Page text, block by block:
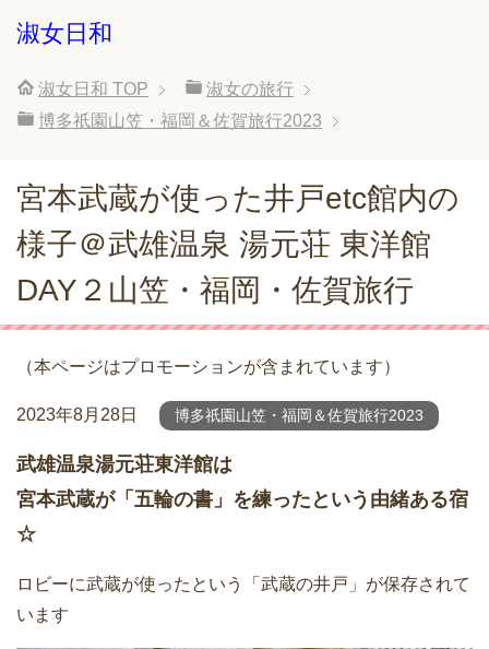
淑女日和
淑女日和 TOP
淑女の旅行
博多祇園山笠・福岡＆佐賀旅行2023
宮本武蔵が使った井戸etc館内の
様子＠武雄温泉 湯元荘 東洋館
DAY２山笠・福岡・佐賀旅行
（本ページはプロモーションが含まれています）
2023年8月28日 博多祇園山笠・福岡＆佐賀旅行2023
武雄温泉湯元荘東洋館は
宮本武蔵が「五輪の書」を練ったという由緒ある宿
☆
ロビーに武蔵が使ったという「武蔵の井戸」が保存されて
います